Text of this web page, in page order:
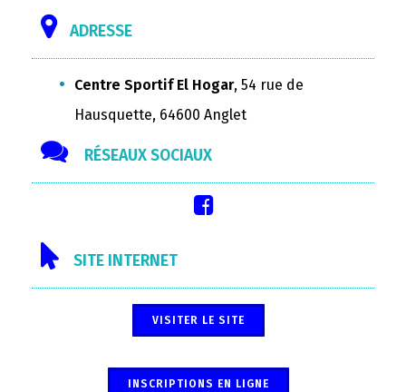
ADRESSE
Centre Sportif El Hogar, 54 rue de
Hausquette, 64600 Anglet
RÉSEAUX SOCIAUX
SITE INTERNET
VISITER LE SITE
INSCRIPTIONS EN LIGNE